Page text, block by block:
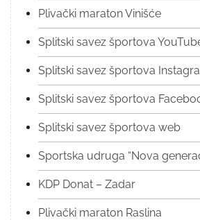
Plivački maraton Vinišće
Splitski savez športova
Splitski savez športova
Splitski savez športova
Splitski savez športova web
Sportska udruga “Nova
KDP Donat – Zadar
Plivački maraton Raslina